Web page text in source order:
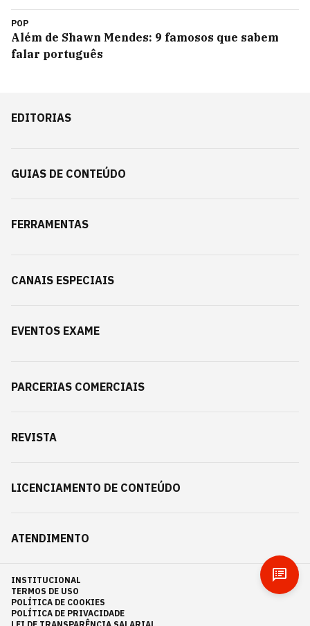
POP
Além de Shawn Mendes: 9 famosos que sabem
falar português
EDITORIAS
GUIAS DE CONTEÚDO
FERRAMENTAS
CANAIS ESPECIAIS
EVENTOS EXAME
PARCERIAS COMERCIAIS
REVISTA
LICENCIAMENTO DE CONTEÚDO
ATENDIMENTO
INSTITUCIONAL
TERMOS DE USO
POLÍTICA DE COOKIES
POLÍTICA DE PRIVACIDADE